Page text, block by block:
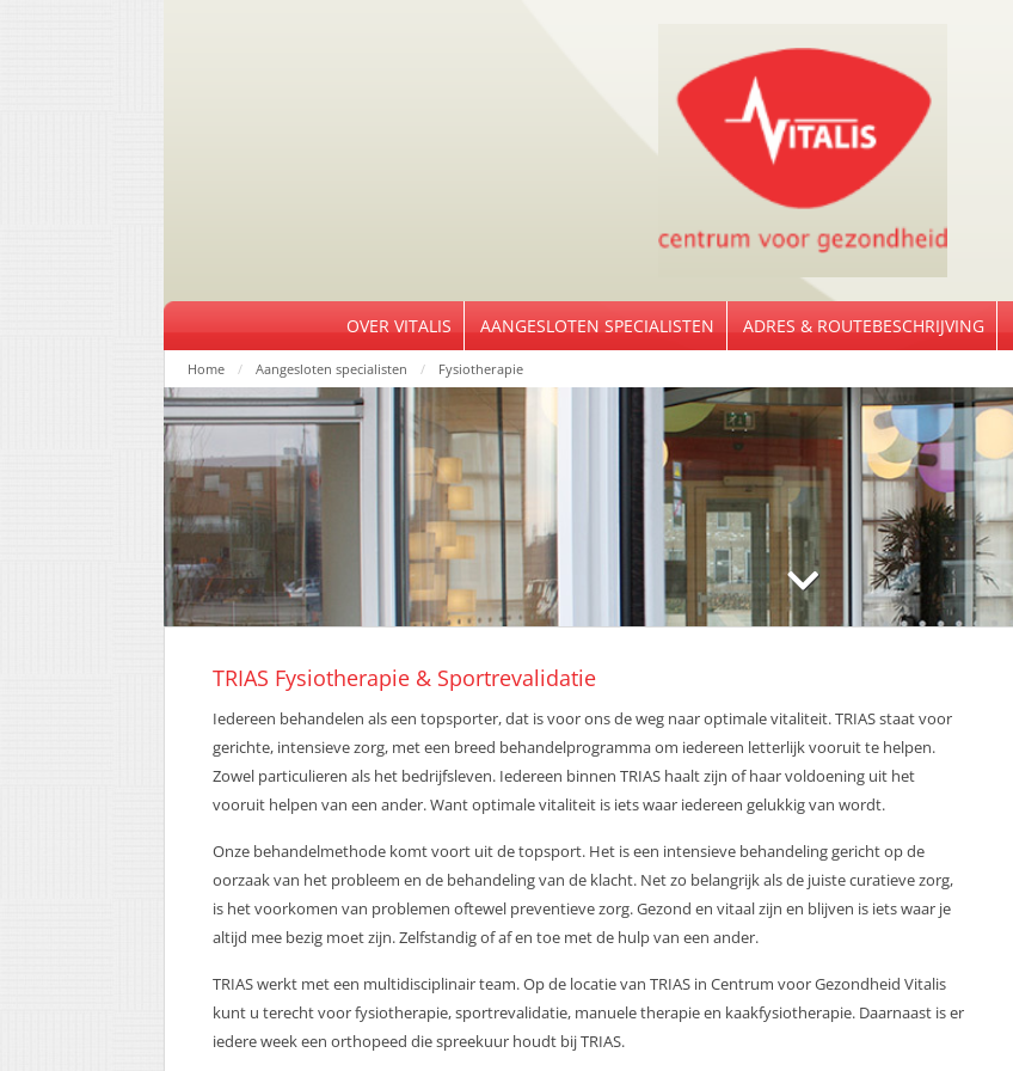
OVER VITALIS AANGESLOTEN SPECIALISTEN ADRES & ROUTEBESCHRIJVING
Home Aangesloten specialisten Fysiotherapie
TRIAS Fysiotherapie & Sportrevalidatie
Iedereen behandelen als een topsporter, dat is voor ons de weg naar optimale vitaliteit. TRIAS staat voor
gerichte, intensieve zorg, met een breed behandelprogramma om iedereen letterlijk vooruit te helpen.
Zowel particulieren als het bedrijfsleven. Iedereen binnen TRIAS haalt zijn of haar voldoening uit het
vooruit helpen van een ander. Want optimale vitaliteit is iets waar iedereen gelukkig van wordt.
Onze behandelmethode komt voort uit de topsport. Het is een intensieve behandeling gericht op de
oorzaak van het probleem en de behandeling van de klacht. Net zo belangrijk als de juiste curatieve zorg,
is het voorkomen van problemen oftewel preventieve zorg. Gezond en vitaal zijn en blijven is iets waar je
altijd mee bezig moet zijn. Zelfstandig of af en toe met de hulp van een ander.
TRIAS werkt met een multidisciplinair team. Op de locatie van TRIAS in Centrum voor Gezondheid Vitalis
kunt u terecht voor fysiotherapie, sportrevalidatie, manuele therapie en kaakfysiotherapie. Daarnaast is er
iedere week een orthopeed die spreekuur houdt bij TRIAS.